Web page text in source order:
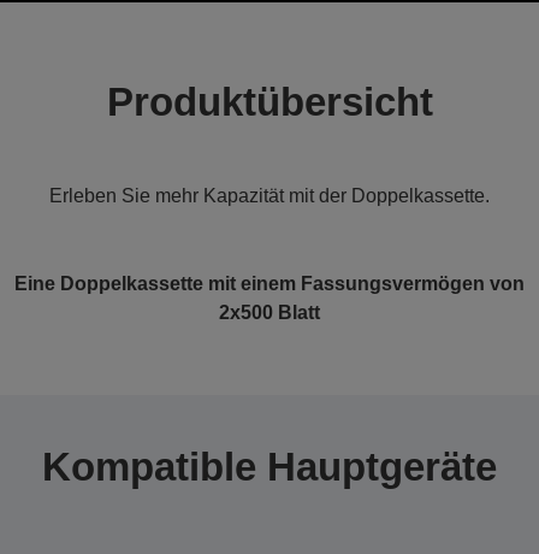
Produktübersicht
Erleben Sie mehr Kapazität mit der Doppelkassette.
Eine Doppelkassette mit einem Fassungsvermögen von
2x500 Blatt
Kompatible Hauptgeräte